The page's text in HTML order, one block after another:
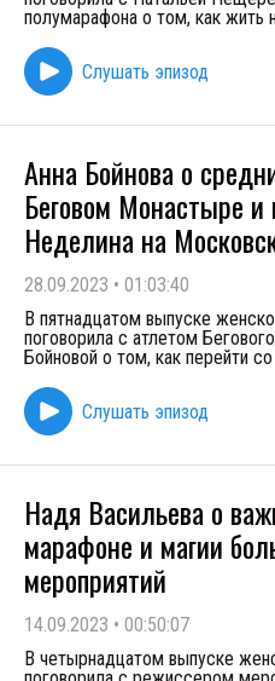
полумарафона о том, как жить
Слушать эпизод
Анна Бойнова о
Беговом Монастыре
Неделина на
28.09.2023 • 01:03:40
В пятнадцатом выпуске
поговорила с атлетом
Бойновой о том, как перейти
Слушать эпизод
Надя Васильева о
марафоне и магии
мероприятий
14.09.2023 • 00:50:07
В четырнадцатом выпуске